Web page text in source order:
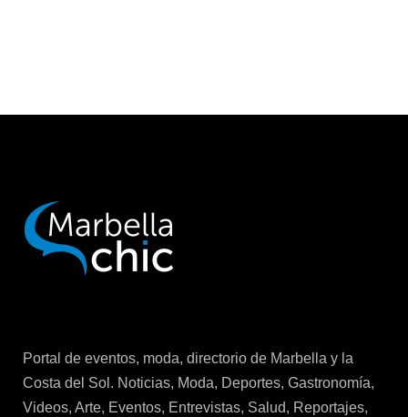
Portal de eventos, moda, directorio de Marbella y la
Costa del Sol. Noticias, Moda, Deportes, Gastronomía,
Videos, Arte, Eventos, Entrevistas, Salud, Reportajes,